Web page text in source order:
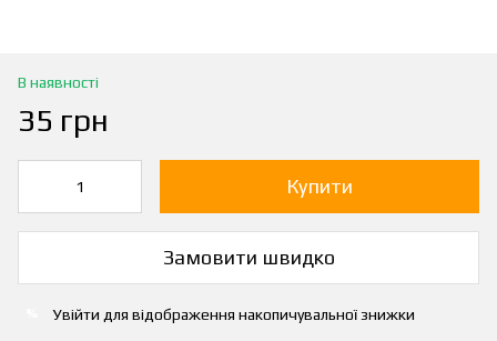
В наявності
35 грн
Купити
Замовити швидко
Увійти для відображення накопичувальної знижки